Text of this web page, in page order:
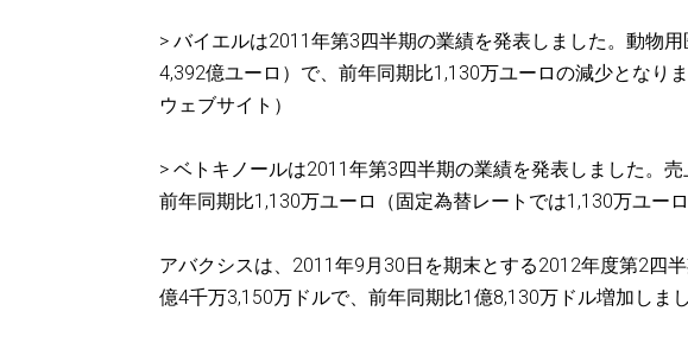
> バイエルは2011年第3四半期の業績を発表しました。動物
4,392億ユーロ）で、前年同期比1,130万ユーロの減少となり
ウェブサイト）
> ベトキノールは2011年第3四半期の業績を発表しました。
前年同期比1,130万ユーロ（固定為替レートでは1,130万ユー
アバクシスは、2011年9月30日を期末とする2012年度第2四
億4千万3,150万ドルで、前年同期比1億8,130万ドル増加しま